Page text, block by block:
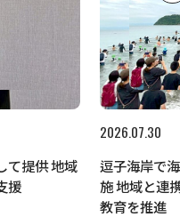
て提供 地域
援
2026.07.30
逗子海岸で
施 地域と連
教育を推進